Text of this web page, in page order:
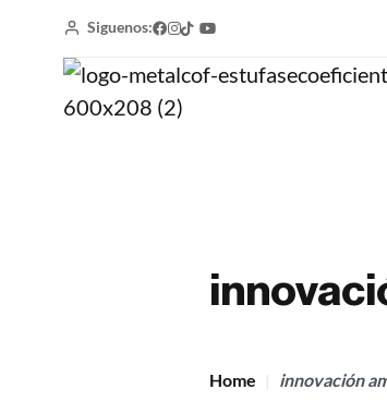
Siguenos:
Home innovación